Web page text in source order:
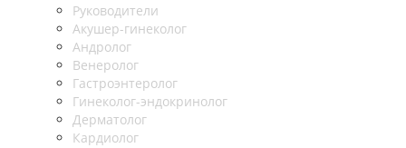
Руководители
Акушер-гинеколог
Андролог
Венеролог
Гастроэнтеролог
Гинеколог-эндокринолог
Дерматолог
Кардиолог